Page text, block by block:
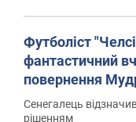
Футболіст
фантастичний
повернення
Сенегалець
рішенням